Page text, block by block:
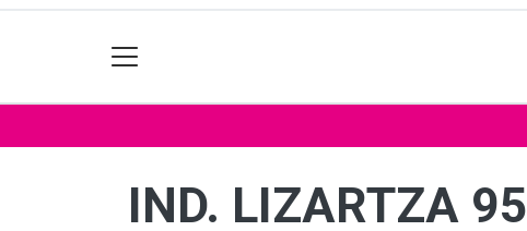
IND. LIZARTZA 95